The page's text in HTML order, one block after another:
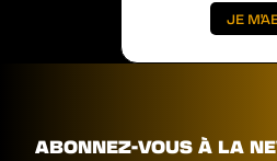
ABONNEZ-VOUS À LA